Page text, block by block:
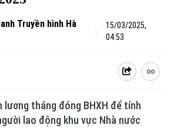
Truyền hình Hà
15/03/2025,
04:53
lương tháng đóng BHXH để tính
lao động khu vực Nhà nước